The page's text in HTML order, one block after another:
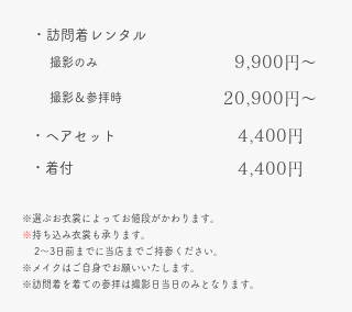
・訪問着レンタル
撮影のみ
撮影＆参拝時
・ヘアセット
・着付
9,900円～
20,900円～
4,400円
4,400円
​​※選ぶお衣裳によってお値段がかわります。​​
※持ち込み衣裳も承ります。
​2～3日前までに当店までご持参ください。
​※メイクはご自身でお願いいたします。
​※訪問着を着ての参拝は撮影日当日のみとなります。